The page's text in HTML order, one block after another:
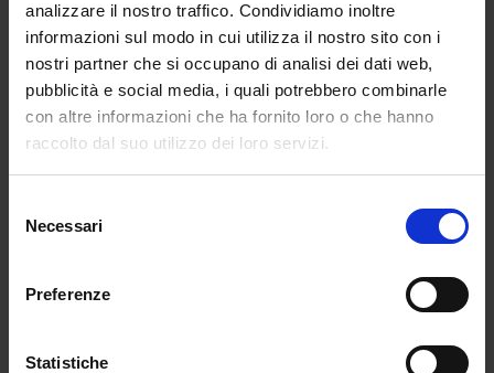
analizzare il nostro traffico. Condividiamo inoltre
informazioni sul modo in cui utilizza il nostro sito con i
nostri partner che si occupano di analisi dei dati web,
pubblicità e social media, i quali potrebbero combinarle
con altre informazioni che ha fornito loro o che hanno
raccolto dal suo utilizzo dei loro servizi.
delNecessari
Preferenze
Statistiche
riserva: modalità, tempi e perché è utile ottenerla
I 24 punti in più per concorso o percorso 30 CFU
vanno richiesti
INDIRE triennalisti ed estero. Si possono
presentare più domande contemporaneamente?
ART.6 INDIRE PUBBLICATO IL DECRETO
TFA sostegno X ciclo: ancora disponibili 2.500 posti